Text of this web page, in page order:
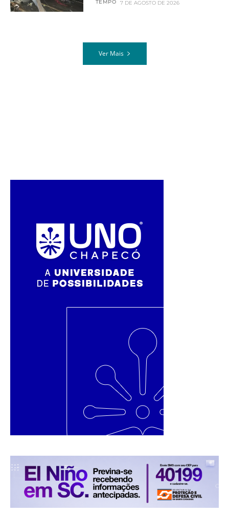
TEMPO 7 DE AGOSTO DE 2026
Ver Mais